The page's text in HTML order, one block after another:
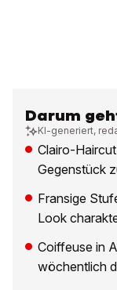
Darum
KI-generiert,
Clairo-
Gegenstück
Fransige
Look
Coiffeuse in
wöchentlich